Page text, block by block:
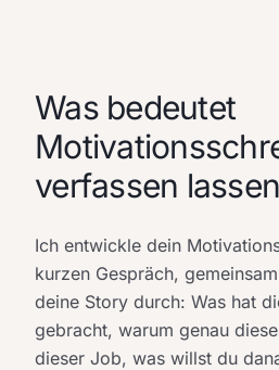
Was bedeutet
verfassen
Ich entwickle dein
kurzen Gespräch,
deine Story durch: Was hat
gebracht, warum genau
dieser Job, was willst du